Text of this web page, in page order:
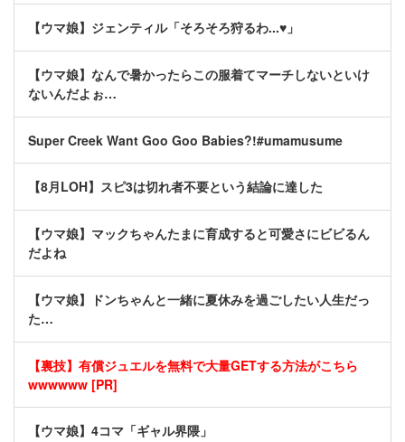
【ウマ娘】ジェンティル「そろそろ狩るわ...♥」
【ウマ娘】なんで暑かったらこの服着てマーチしないといけ
ないんだよぉ…
Super Creek Want Goo Goo Babies?!#umamusume
【8月LOH】スピ3は切れ者不要という結論に達した
【ウマ娘】マックちゃんたまに育成すると可愛さにビビるん
だよね
【ウマ娘】ドンちゃんと一緒に夏休みを過ごしたい人生だっ
た…
【裏技】有償ジュエルを無料で大量GETする方法がこちら
wwwwww [PR]
【ウマ娘】4コマ「ギャル界隈」